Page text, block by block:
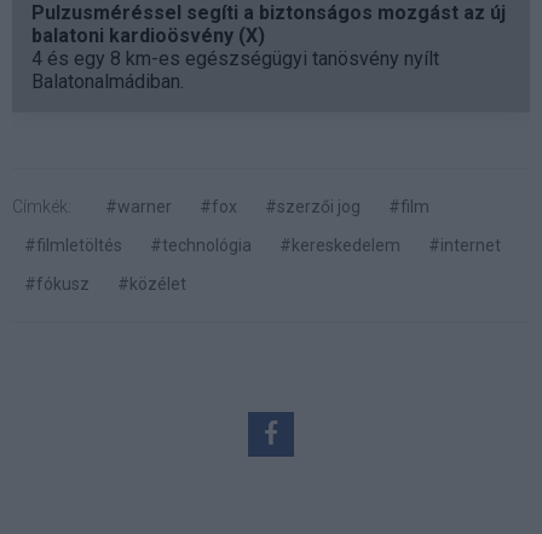
Pulzusméréssel segíti a biztonságos mozgást az új
balatoni kardioösvény (X)
4 és egy 8 km-es egészségügyi tanösvény nyílt
Balatonalmádiban.
Címkék: #warner #fox #szerzői jog
#film
#filmletöltés
#technológia #kereskedelem
#internet
#fókusz
#közélet